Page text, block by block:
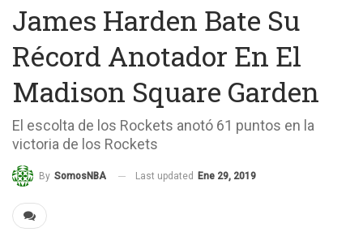
James Harden Bate Su
Récord Anotador En El
Madison Square Garden
El escolta de los Rockets anotó 61 puntos en la
victoria de los Rockets
By SomosNBA Last updated Ene 29, 2019